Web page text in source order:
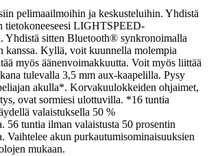
pelimaailmoihin ja keskusteluihin. Yhdistä
tietokoneeseesi LIGHTSPEED-
Yhdistä sitten Bluetooth® synkronoimalla
kanssa. Kyllä, voit kuunnella molempia
myös äänenvoimakkuutta. Voit myös liittää
tulevalla 3,5 mm aux-kaapelilla. Pysy
akulla*. Korvakuulokkeiden ohjaimet,
ovat sormiesi ulottuvilla. *16 tuntia
valaistuksella 50 %
56 tuntia ilman valaistusta 50 prosentin
Vaihtelee akun purkautumisominaisuuksien
mukaan.